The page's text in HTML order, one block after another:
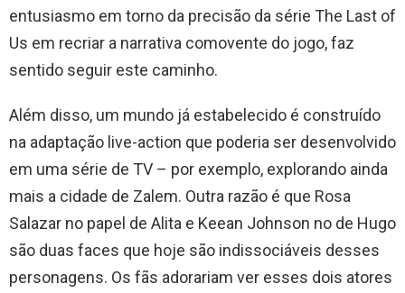
entusiasmo em torno da precisão da série The Last of
Us em recriar a narrativa comovente do jogo, faz
sentido seguir este caminho.
Além disso, um mundo já estabelecido é construído
na adaptação live-action que poderia ser desenvolvido
em uma série de TV – por exemplo, explorando ainda
mais a cidade de Zalem. Outra razão é que Rosa
Salazar no papel de Alita e Keean Johnson no de Hugo
são duas faces que hoje são indissociáveis ​​desses
personagens. Os fãs adorariam ver esses dois atores